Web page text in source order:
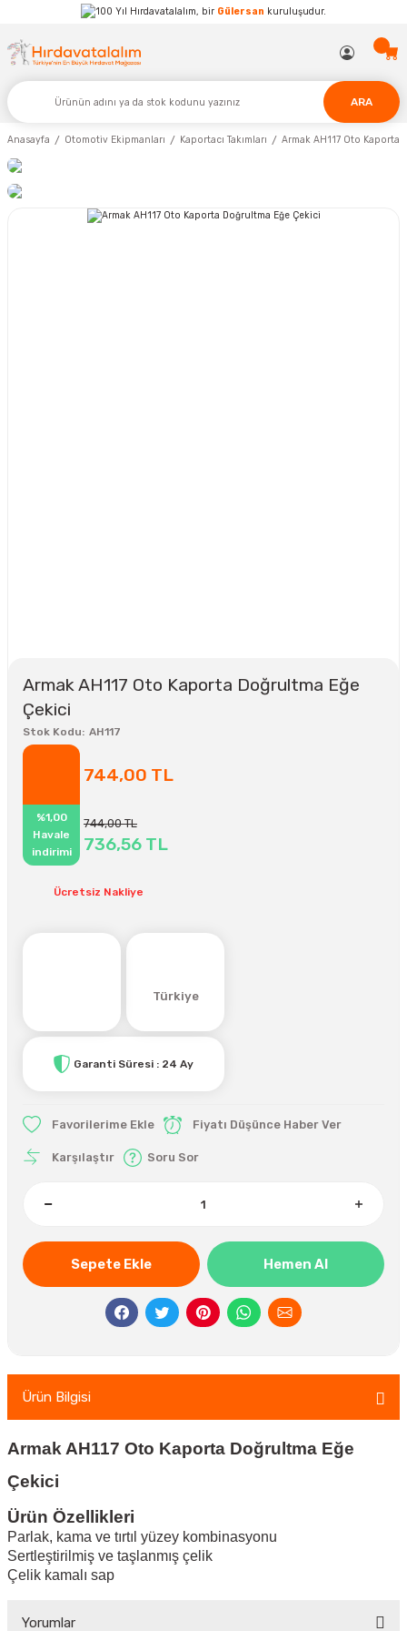
Hırdavatalalım, bir Gülersan kuruluşudur.
ARA
Anasayfa Otomotiv Ekipmanları Kaportacı Takımları Armak AH117 Oto Kaporta
Armak AH117 Oto Kaporta Doğrultma Eğe
Çekici
Stok Kodu AH117
744,00 TL
%1,00
Havale
indirimi
744,00 TL
736,56 TL
Ücretsiz Nakliye
Türkiye
Garanti Süresi : 24 Ay
Fiyatı Düşünce Haber Ver
Karşılaştır Soru Sor
Sepete Ekle Hemen Al
Ürün Bilgisi
Armak AH117 Oto Kaporta Doğrultma Eğe
Çekici
Ürün Özellikleri
Parlak, kama ve tırtıl yüzey kombinasyonu
Sertleştirilmiş ve taşlanmış çelik
Çelik kamalı sap
Yorumlar